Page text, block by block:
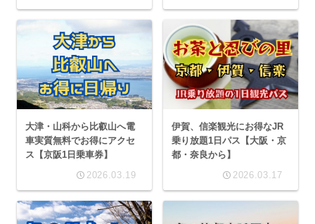
大津・山科から比叡山へ電
車実質無料でお得にアクセ
ス【京阪1日乗車券】
2026.03.19
伊賀、信楽観光にお得なJR
乗り放題1日パス【大阪・京
都・奈良から】
2026.03.17